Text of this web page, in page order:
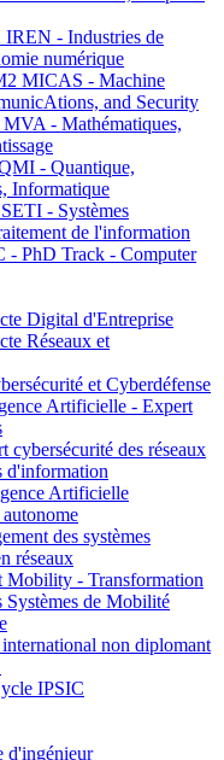
- Industries de
numérique
MICAS - Machine
and Security
- Mathématiques,
- Quantique,
Informatique
- Systèmes
de l'information
- PhD Track - Computer
Digital d'Entreprise
Réseaux et
et Cyberdéfense
Artificielle - Expert
cybersécurité des réseaux
d'information
Artificielle
des systèmes
réseaux
Mobility - Transformation
Systèmes de Mobilité
non diplomant
IPSIC
d'ingénieur